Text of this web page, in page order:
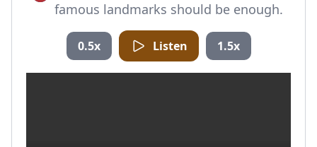
famous landmarks should be enough.
0.5x Listen 1.5x